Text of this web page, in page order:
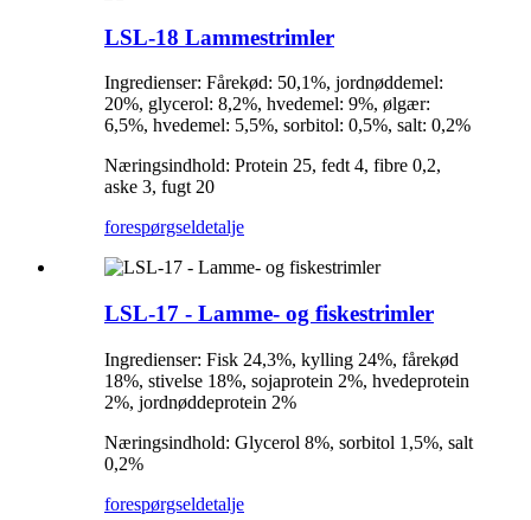
LSL-18 Lammestrimler
Ingredienser: Fårekød: 50,1%, jordnøddemel:
20%, glycerol: 8,2%, hvedemel: 9%, ølgær:
6,5%, hvedemel: 5,5%, sorbitol: 0,5%, salt: 0,2%
Næringsindhold: Protein 25, fedt 4, fibre 0,2,
aske 3, fugt 20
forespørgseldetalje
LSL-17 - Lamme- og fiskestrimler
Ingredienser: Fisk 24,3%, kylling 24%, fårekød
18%, stivelse 18%, sojaprotein 2%, hvedeprotein
2%, jordnøddeprotein 2%
Næringsindhold: Glycerol 8%, sorbitol 1,5%, salt
0,2%
forespørgseldetalje